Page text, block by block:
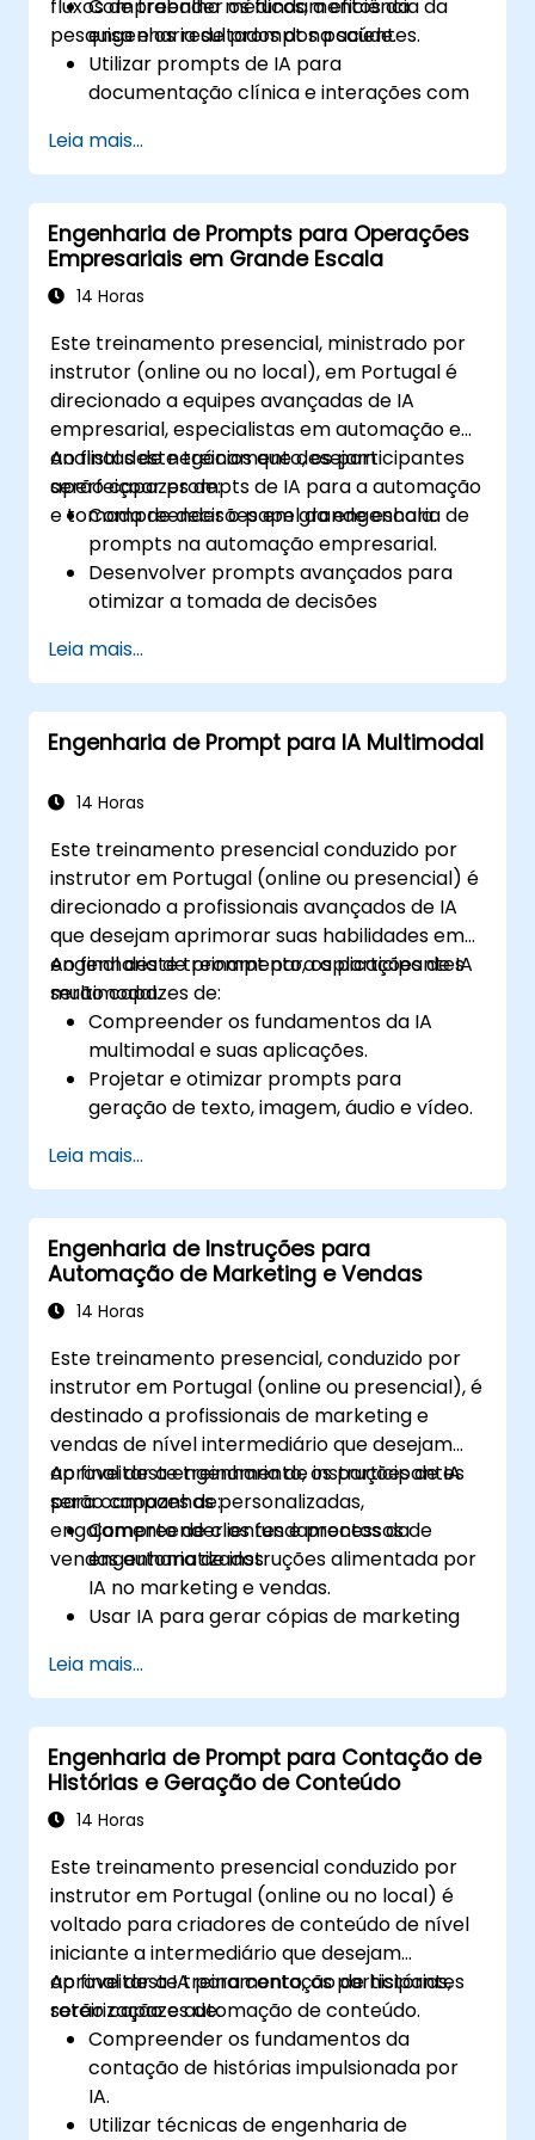
incorporar fluxos de trabalho baseados em
prompts em suas rotinas diárias.
fluxos de trabalho médicos, a eficiência da
pesquisa e os resultados dos pacientes.
Compreender os fundamentos da
engenharia de prompt na saúde.
Utilizar prompts de IA para
documentação clínica e interações com
Aproveitar a IA para pesquisa médica e
revisão de literatura.
Aumentar a descoberta de
medicamentos e a tomada de decisões
clínicas com prompts impulsionados por
IA.
regulatórios e éticos na IA de saúde.
Leia mais...
Engenharia de Prompts para Operações
Empresariais em Grande Escala
14 Horas
Este treinamento presencial, ministrado por
instrutor (online ou no local), em Portugal é
direcionado a equipes avançadas de IA
empresarial, especialistas em automação e
analistas de negócios que desejam
aperfeiçoar prompts de IA para a automação
e tomada de decisões em grande escala.
Ao final deste treinamento, os participantes
serão capazes de:
Compreender o papel da engenharia de
prompts na automação empresarial.
Desenvolver prompts avançados para
otimizar a tomada de decisões
Automatizar fluxos de trabalho
empresariais eficientemente usando
estratégias impulsionadas por IA.
Melhorar a precisão e confiabilidade das
Garantir conformidade, segurança e
por IA.
Leia mais...
Engenharia de Prompt para IA Multimodal
14 Horas
Este treinamento presencial conduzido por
instrutor em Portugal (online ou presencial) é
direcionado a profissionais avançados de IA
que desejam aprimorar suas habilidades em
engenharia de prompt para aplicações de IA
multimodal.
Ao final deste treinamento, os participantes
serão capazes de:
Compreender os fundamentos da IA
multimodal e suas aplicações.
Projetar e otimizar prompts para
geração de texto, imagem, áudio e vídeo.
multimodal, como GPT-4, Gemini e
DeepSeek-Vision.
Desenvolver fluxos de trabalho
impulsionados por IA integrando múltiplos
formatos de conteúdo.
Leia mais...
Engenharia de Instruções para
Automação de Marketing e Vendas
14 Horas
Este treinamento presencial, conduzido por
instrutor em Portugal (online ou presencial), é
destinado a profissionais de marketing e
vendas de nível intermediário que desejam
aproveitar a engenharia de instruções de IA
para campanhas personalizadas,
engajamento de clientes e processos de
vendas automatizados.
Ao final deste treinamento, os participantes
serão capazes de:
Compreender os fundamentos da
engenharia de instruções alimentada por
IA no marketing e vendas.
Usar IA para gerar cópias de marketing
Automatizar o engajamento do cliente
com respostas geradas por IA.
Aproveitar a IA para insights de vendas
baseados em dados e previsão.
Integrar ferramentas de IA em fluxos de
trabalho de automação de marketing e
Leia mais...
Engenharia de Prompt para Contação de
Histórias e Geração de Conteúdo
14 Horas
Este treinamento presencial conduzido por
instrutor em Portugal (online ou no local) é
voltado para criadores de conteúdo de nível
iniciante a intermediário que desejam
aproveitar a IA para contação de histórias,
roteirização e automação de conteúdo.
Ao final deste treinamento, os participantes
serão capazes de:
Compreender os fundamentos da
contação de histórias impulsionada por
IA.
Utilizar técnicas de engenharia de